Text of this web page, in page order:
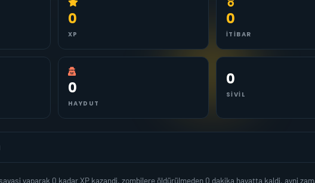
0
XP
0
İTIBAR
0
HAYDUT
0
SIVIL
yaparak 0 kadar XP kazandi, zombilere öldürülmeden 0 dakika hayatta kaldi, ayni